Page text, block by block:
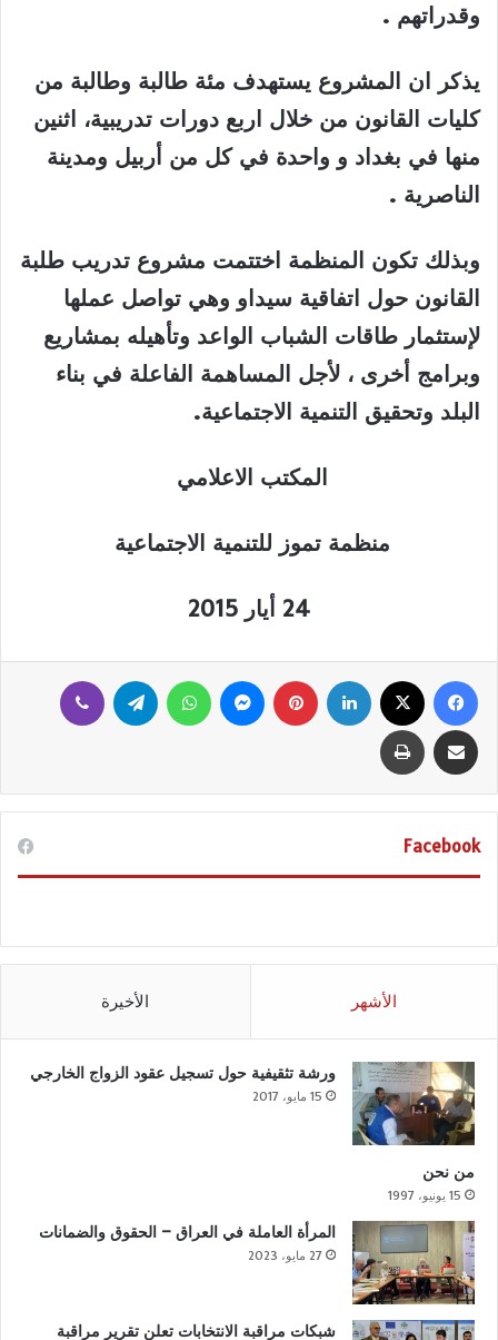
وقدراتهم .
يذكر ان المشروع يستهدف مئة طالبة وطالبة من
كليات القانون من خلال اربع دورات تدريبية، اثنين
منها في بغداد و واحدة في كل من أربيل ومدينة
الناصرية .
وبذلك تكون المنظمة اختتمت مشروع تدريب طلبة
القانون حول اتفاقية سيداو وهي تواصل عملها
لإستثمار طاقات الشباب الواعد وتأهيله بمشاريع
وبرامج أخرى ، لأجل المساهمة الفاعلة في بناء
البلد وتحقيق التنمية الاجتماعية.
المكتب الاعلامي
منظمة تموز للتنمية الاجتماعية
24 أيار 2015
فيسبوك لينكدإن بينتيريست ماسنجر واتساب تيلقرام
مشاركة عبر البريد طباعة
Facebook
الأشهر الأخيرة
ورشة تثقيفية حول تسجيل عقود الزواج الخارجي
15 مايو، 2017
من نحن
15 يونيو، 1997
المرأة العاملة في العراق – الحقوق والضمانات
27 مايو، 2023
شبكات مراقبة الانتخابات تعلن تقرير مراقبة